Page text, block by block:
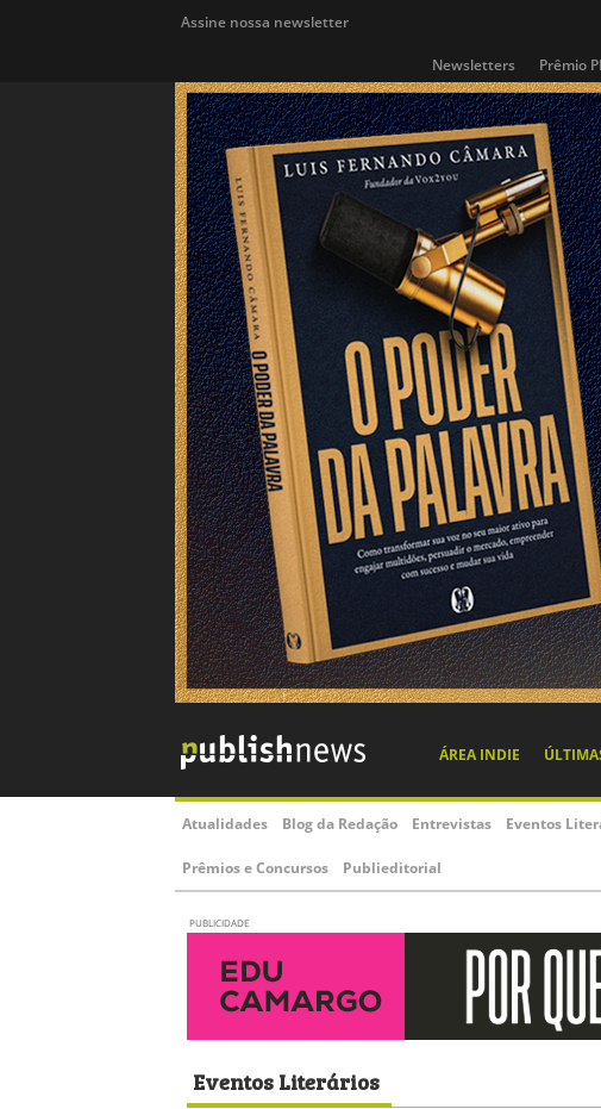
Assine nossa newsletter
Newsletters Prêmio
ÁREA INDIE
Atualidades Blog da Redação Entrevistas Eventos
Prêmios e Concursos Publieditorial
PUBLICIDADE
Eventos Literários